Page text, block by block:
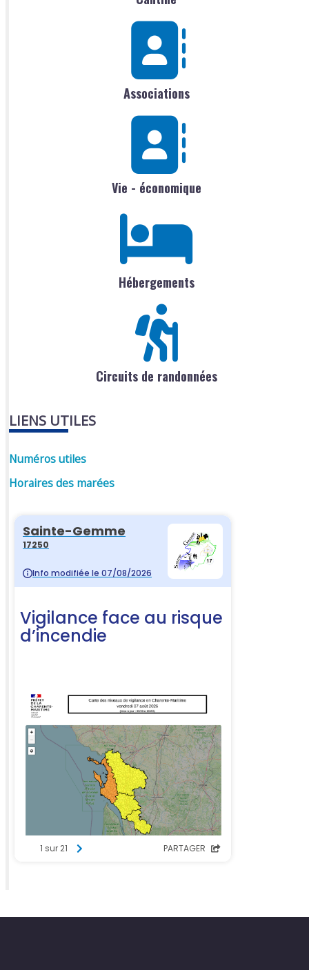
Associations
Vie - économique
Hébergements
Circuits de randonnées
LIENS UTILES
Numéros utiles
Horaires des marées